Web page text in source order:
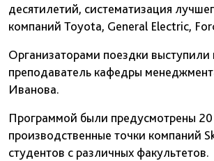
десятилетий, систематизация
компаний Toyota, General Electric,
Организаторами поездки
преподаватель кафедры
Иванова.
Программой были предусмотрены 20
производственные точки компаний
студентов с различных факультетов.